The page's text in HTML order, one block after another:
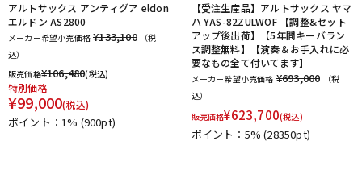
アルトサックス アンティグア eldon
エルドン AS2800
メーカー希望小売価格 ¥133,100
（税
込）
販売価格¥106,480(税込)
特別価格
¥99,000(税込)
ポイント：1% (900pt)
【受注生産品】アルトサックス ヤマ
ハ YAS-82ZULWOF 【調整&セット
アップ後出荷】【5年間キーバラン
ス調整無料】【演奏＆お手入れに必
要なもの全て付いてます】
メーカー希望小売価格 ¥693,000
（税
込）
販売価格¥623,700(税込)
ポイント：5%(28350pt)